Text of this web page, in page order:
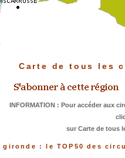
Carte de tous les
INFORMATION : Pour accéder aux
sur Carte de tous
gironde : le TOP50 des